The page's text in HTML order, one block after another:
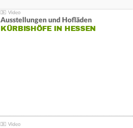
Ausstellungen und Hofläden
KÜRBISHÖFE IN HESSEN